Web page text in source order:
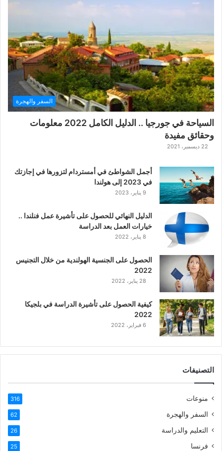
ر
ب
ا
ل
ت
ت
ا
ا
ل
ا
س
ي
ك
ر
ب
ي
ة
السفر والهجرة
السياحة في جورجيا .. الدليل الكامل 2022 معلومات
وحقائق مفيدة
22 ديسمبر، 2021
أجمل الشواطئ في أمستردام لتزورها في إجازتك
في 2023 إلى هولندا
9 يناير، 2023
الدليل النهائي للحصول على تأشيرة عمل فنلندا ..
خيارات العمل بعد الدراسة
8 يناير، 2022
الحصول على الجنسية الهولندية من خلال التجنيس
2022
28 يناير، 2022
كيفية الحصول على تأشيرة الدراسة في بلجيكا
2022
6 فبراير، 2022
التصنيفات
منوعات 316
السفر والهجرة 62
التعليم والدراسة 26
فرنسا 25